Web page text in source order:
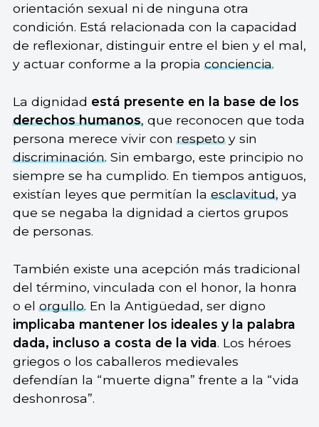
orientación sexual ni de ninguna otra
condición. Está relacionada con la capacidad
de reflexionar, distinguir entre el bien y el mal,
y actuar conforme a la propiaconciencia.
La dignidad está presente en la base de los
derechos humanos, que reconocen que toda
persona merece vivir conrespetoy sin
discriminación. Sin embargo, este principio no
siempre se ha cumplido. En tiempos antiguos,
existían leyes que permitían laesclavitud, ya
que se negaba la dignidad a ciertos grupos
de personas.
También existe una acepción más tradicional
del término, vinculada con el honor, la honra
o elorgullo. En la Antigüedad, ser digno
implicaba mantener los ideales y la palabra
dada, incluso a costa de la vida. Los héroes
griegos o los caballeros medievales
defendían la “muerte digna” frente a la “vida
deshonrosa”.